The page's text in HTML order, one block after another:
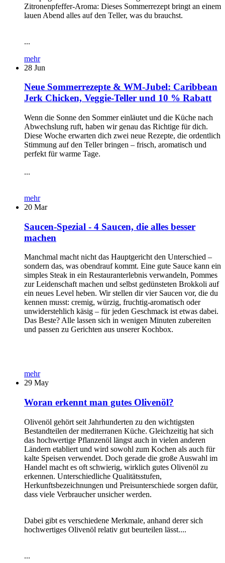
Zitronenpfeffer-Aroma: Dieses Sommerrezept bringt an einem
lauen Abend alles auf den Teller, was du brauchst.
...
mehr
28 Jun
Neue Sommerrezepte & WM-Jubel: Caribbean
Jerk Chicken, Veggie-Teller und 10 % Rabatt
Wenn die Sonne den Sommer einläutet und die Küche nach
Abwechslung ruft, haben wir genau das Richtige für dich.
Diese Woche erwarten dich zwei neue Rezepte, die ordentlich
Stimmung auf den Teller bringen – frisch, aromatisch und
perfekt für warme Tage.
...
mehr
20 Mar
Saucen-Spezial - 4 Saucen, die alles besser
machen
Manchmal macht nicht das Hauptgericht den Unterschied –
sondern das, was obendrauf kommt. Eine gute Sauce kann ein
simples Steak in ein Restauranterlebnis verwandeln, Pommes
zur Leidenschaft machen und selbst gedünsteten Brokkoli auf
ein neues Level heben. Wir stellen dir vier Saucen vor, die du
kennen musst: cremig, würzig, fruchtig-aromatisch oder
unwiderstehlich käsig – für jeden Geschmack ist etwas dabei.
Das Beste? Alle lassen sich in wenigen Minuten zubereiten
und passen zu Gerichten aus unserer Kochbox.
mehr
29 May
Woran erkennt man gutes Olivenöl?
Olivenöl gehört seit Jahrhunderten zu den wichtigsten
Bestandteilen der mediterranen Küche. Gleichzeitig hat sich
das hochwertige Pflanzenöl längst auch in vielen anderen
Ländern etabliert und wird sowohl zum Kochen als auch für
kalte Speisen verwendet. Doch gerade die große Auswahl im
Handel macht es oft schwierig, wirklich gutes Olivenöl zu
erkennen. Unterschiedliche Qualitätsstufen,
Herkunftsbezeichnungen und Preisunterschiede sorgen dafür,
dass viele Verbraucher unsicher werden.
Dabei gibt es verschiedene Merkmale, anhand derer sich
hochwertiges Olivenöl relativ gut beurteilen lässt....
...